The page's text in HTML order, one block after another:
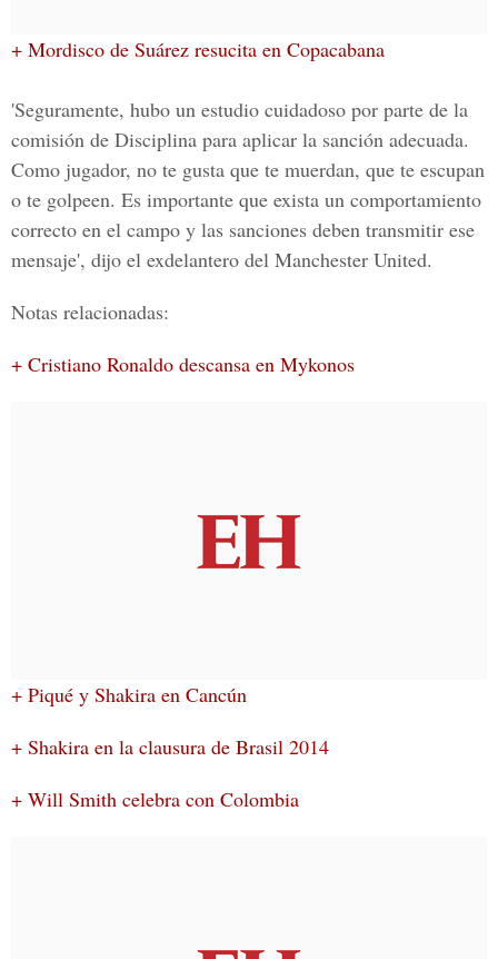
+ Mordisco de Suárez resucita en Copacabana
'Seguramente, hubo un estudio cuidadoso por parte de la
comisión de Disciplina para aplicar la sanción adecuada.
Como jugador, no te gusta que te muerdan, que te escupan
o te golpeen. Es importante que exista un comportamiento
correcto en el campo y las sanciones deben transmitir ese
mensaje', dijo el exdelantero del Manchester United.
Notas relacionadas:
+ Cristiano Ronaldo descansa en Mykonos
+ Piqué y Shakira en Cancún
+ Shakira en la clausura de Brasil 2014
+ Will Smith celebra con Colombia